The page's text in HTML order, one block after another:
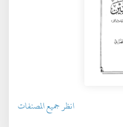
انظر جميع المصنفات